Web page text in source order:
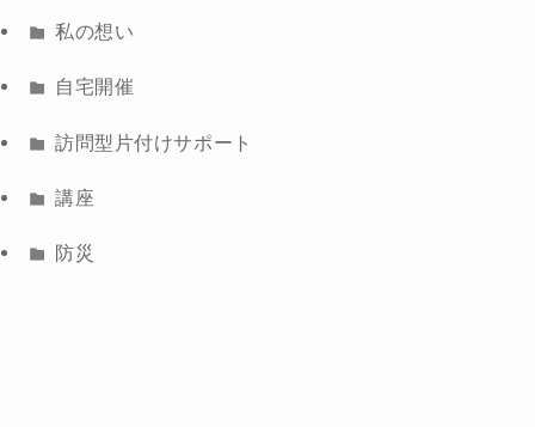
私の想い
自宅開催
訪問型片付けサポート
講座
防災